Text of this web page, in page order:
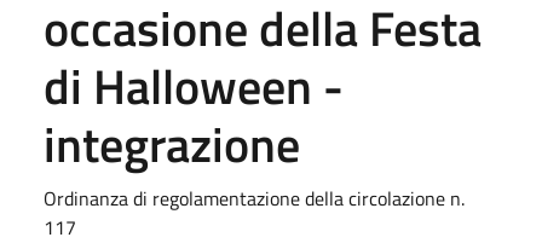
occasione della Festa
di Halloween -
integrazione
Ordinanza di regolamentazione della circolazione n.
117